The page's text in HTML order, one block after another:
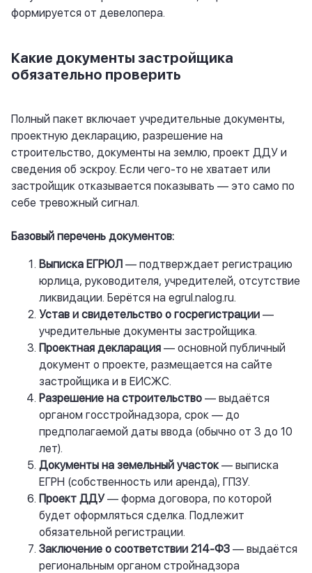
формируется от девелопера.
Какие документы застройщика
обязательно проверить
Полный пакет включает учредительные документы,
проектную декларацию, разрешение на
строительство, документы на землю, проект ДДУ и
сведения об эскроу. Если чего-то не хватает или
застройщик отказывается показывать — это само по
себе тревожный сигнал.
Базовый перечень документов:
Выписка ЕГРЮЛ — подтверждает регистрацию
юрлица, руководителя, учредителей, отсутствие
ликвидации. Берётся на egrul.nalog.ru.
Устав и свидетельство о госрегистрации —
учредительные документы застройщика.
Проектная декларация — основной публичный
документ о проекте, размещается на сайте
застройщика и в ЕИСЖС.
Разрешение на строительство — выдаётся
органом госстройнадзора, срок — до
предполагаемой даты ввода (обычно от 3 до 10
лет).
Документы на земельный участок— выписка
ЕГРН (собственность или аренда), ГПЗУ.
Проект ДДУ— форма договора, по которой
будет оформляться сделка. Подлежит
обязательной регистрации.
Заключение о соответствии 214-ФЗ — выдаётся
региональным органом стройнадзора